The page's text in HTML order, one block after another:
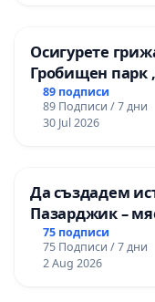
Осигурете
Гробищен парк
89 подписи
89 Подписи / 7 дни
30 Jul 2026
Да създадем
Пазарджик –
любимци
75 подписи
75 Подписи / 7 дни
2 Aug 2026